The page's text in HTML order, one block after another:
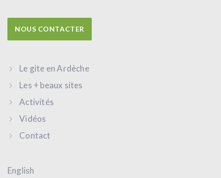
NOUS CONTACTER
Le gite en Ardèche
Les + beaux sites
Activités
Vidéos
Contact
English